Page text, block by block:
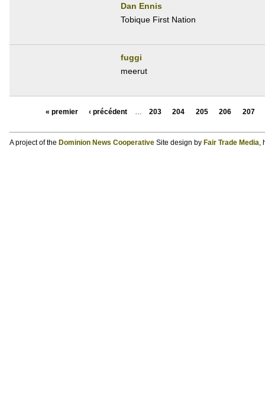
Dan Ennis
Tobique First Nation
fuggi
meerut
« premier ‹ précédent … 203 204 205 206 207
A project of the Dominion News CooperativeSite design by Fair Trade Media,